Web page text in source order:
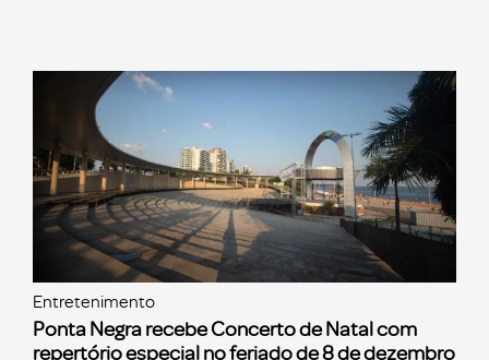
Entretenimento
Ponta Negra recebe Concerto de Natal com
repertório especial no feriado de 8 de dezembro